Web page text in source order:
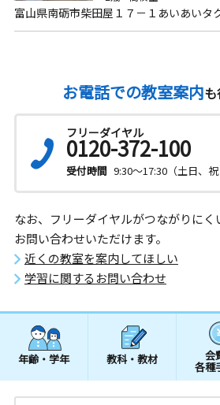
富山県南砺市柴田屋１７－１あいあいタ
お電話での教室案内
フリーダイヤル
0120-372-100
受付時間 9:30～17:30（土日、祝
なお、フリーダイヤルがつながりに
お問い合わせいただけます。
近くの教室を案内してほしい
学習に関するお問い合わせ
年齢・学年 教科・教材 会
各種